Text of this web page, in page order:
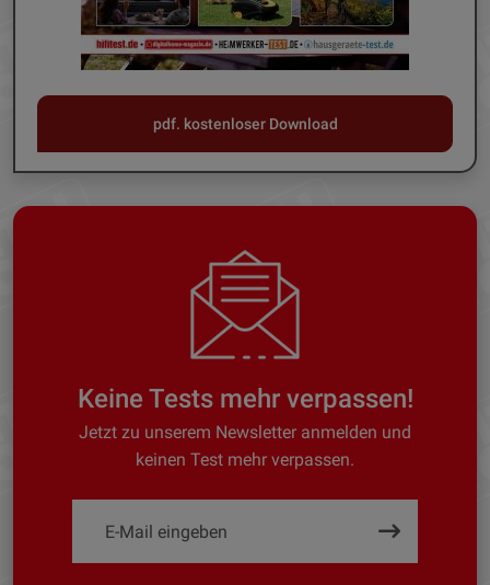
pdf. kostenloser Download
Keine Tests mehr verpassen!
Jetzt zu unserem Newsletter anmelden und
keinen Test mehr verpassen.